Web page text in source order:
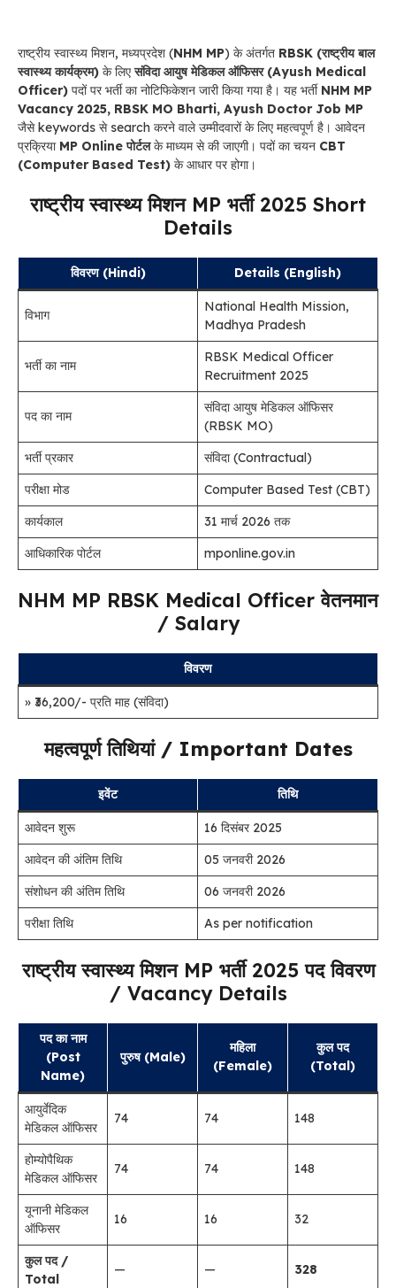
राष्ट्रीय स्वास्थ्य मिशन, मध्यप्रदेश (NHM MP) के अंतर्गत RBSK (राष्ट्रीय बाल
स्वास्थ्य कार्यक्रम) के लिएसंविदा आयुष मेडिकल ऑफिसर (Ayush Medical
Officer) पदों पर भर्ती का नोटिफिकेशन जारी किया गया है। यह भर्ती NHM MP
Vacancy 2025, RBSK MO Bharti, Ayush Doctor Job MP
जैसे keywords से search करने वाले उम्मीदवारों के लिए महत्वपूर्ण है। आवेदन
प्रक्रिया MP Online पोर्टलके माध्यम से की जाएगी। पदों का चयन CBT
(Computer Based Test) के आधार पर होगा।
राष्ट्रीय स्वास्थ्य मिशन MP भर्ती 2025 Short
Details
विवरण (Hindi) Details (English)
विभाग
National Health Mission,
Madhya Pradesh
भर्ती का नाम
RBSK Medical Officer
Recruitment 2025
पद का नाम
संविदा आयुष मेडिकल ऑफिसर
(RBSK MO)
भर्ती प्रकार
संविदा (Contractual)
परीक्षा मोड
Computer Based Test (CBT)
कार्यकाल
31 मार्च 2026 तक
आधिकारिक पोर्टल
mponline.gov.in
NHM MP RBSK Medical Officer वेतनमान
/ Salary
विवरण
» ₹36,200/- प्रति माह (संविदा)
महत्वपूर्ण तिथियां / Important Dates
इवेंट तिथि
आवेदन शुरू
16 दिसंबर 2025
आवेदन की अंतिम तिथि
05 जनवरी 2026
संशोधन की अंतिम तिथि
06 जनवरी 2026
परीक्षा तिथि
As per notification
राष्ट्रीय स्वास्थ्य मिशन MP भर्ती 2025 पद विवरण
/ Vacancy Details
पद का नाम
(Post
Name)
पुरुष (Male)
महिला
(Female)
कुल पद
(Total)
आयुर्वेदिक
मेडिकल ऑफिसर
74 74 148
होम्योपैथिक
मेडिकल ऑफिसर
74 74 148
यूनानी मेडिकल
ऑफिसर
16 16 32
कुल पद /
Total
— — 328